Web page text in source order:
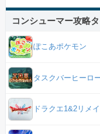
コンシューマー攻略
ぽこあポケモン
タスクバーヒーロ
ドラクエ1&2リメ